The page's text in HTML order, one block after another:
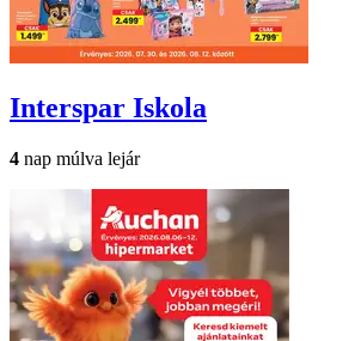
Interspar Iskola
4 nap múlva lejár